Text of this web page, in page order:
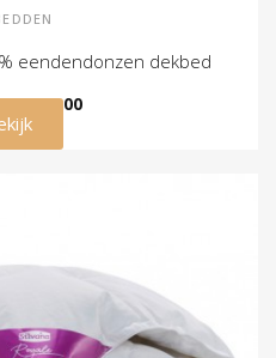
eendendonzen dekbed
€ 179,00